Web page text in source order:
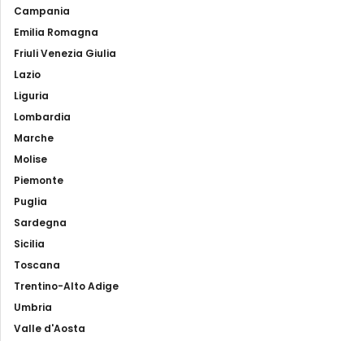
Campania
Emilia Romagna
Friuli Venezia Giulia
Lazio
Liguria
Lombardia
Marche
Molise
Piemonte
Puglia
Sardegna
Sicilia
Toscana
Trentino-Alto Adige
Umbria
Valle d'Aosta